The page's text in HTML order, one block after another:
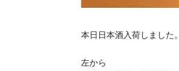
本日日本酒入荷しました。
左から